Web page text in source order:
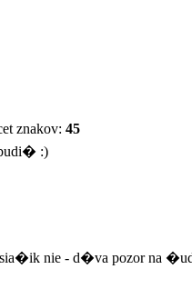
znakov: 45
:)
nie - d�va pozor na